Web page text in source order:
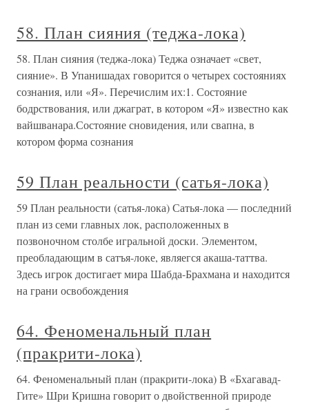
58. План сияния (теджа-лока)
58. План сияния (теджа-лока) Теджа означает «свет,
сияние». В Упанишадах говорится о четырех состояниях
сознания, или «Я». Перечислим их:1. Состояние
бодрствования, или джаграт, в котором «Я» известно как
вайшванара.Состояние сновидения, или свапна, в
котором форма сознания
59 План реальности (сатья-лока)
59 План реальности (сатья-лока) Сатья-лока — последний
план из семи главных лок, расположенных в
позвоночном столбе игральной доски. Элементом,
преобладающим в сатъя-локе, являегся акаша-таттва.
Здесь игрок достигает мира Шабда-Брахмана и находится
на грани освобождения
64. Феноменальный план
(пракрити-лока)
64. Феноменальный план (пракрити-лока) В «Бхагавад-
Гите» Шри Кришна говорит о двойственной природе